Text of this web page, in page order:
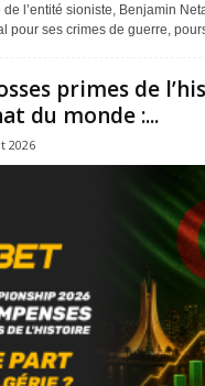
l’entité sioniste, Benjamin
pour ses crimes de guerre,
primes de
du monde :...
2026